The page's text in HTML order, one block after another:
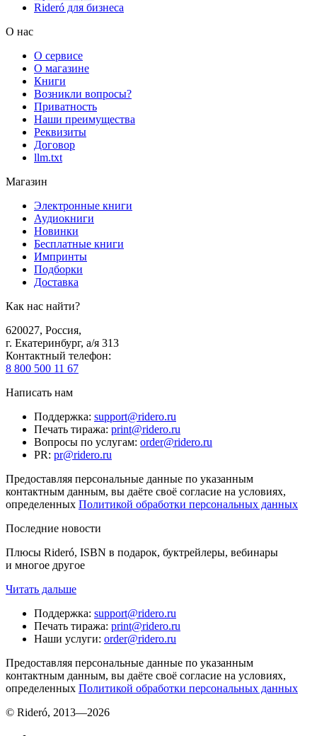
Rideró для бизнеса
О нас
О сервисе
О магазине
Книги
Возникли вопросы?
Приватность
Наши преимущества
Реквизиты
Договор
llm.txt
Магазин
Электронные книги
Аудиокниги
Новинки
Бесплатные книги
Импринты
Подборки
Доставка
Как нас найти?
620027, Россия,
г. Екатеринбург, а/я 313
Контактный телефон:
8 800 500 11 67
Написать нам
Поддержка: support@ridero.ru
Печать тиража: print@ridero.ru
Вопросы по услугам: order@ridero.ru
PR: pr@ridero.ru
Предоставляя персональные данные по указанным
контактным данным, вы даёте своё согласие на условиях,
определенных Политикой обработки персональных данных
Последние новости
Плюсы Rideró, ISBN в подарок, буктрейлеры, вебинары
и многое другое
Читать дальше
Поддержка: support@ridero.ru
Печать тиража: print@ridero.ru
Наши услуги: order@ridero.ru
Предоставляя персональные данные по указанным
контактным данным, вы даёте своё согласие на условиях,
определенных Политикой обработки персональных данных
© Rideró, 2013—2026